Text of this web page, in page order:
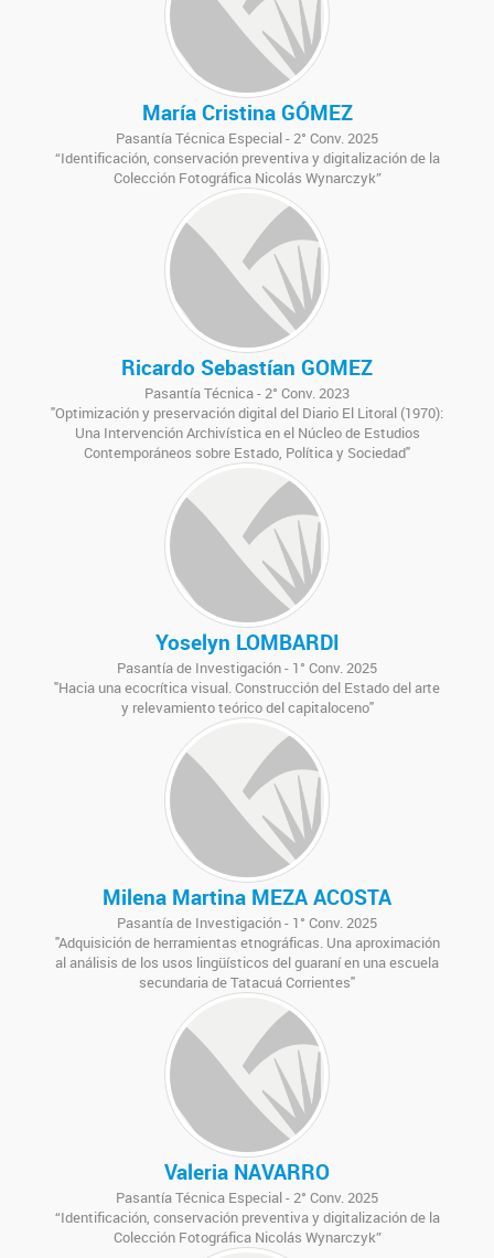
María Cristina GÓMEZ
Pasantía Técnica Especial - 2° Conv. 2025
“Identificación, conservación preventiva y digitalización de la
Colección Fotográfica Nicolás Wynarczyk”
Ricardo Sebastían GOMEZ
Pasantía Técnica - 2° Conv. 2023
"Optimización y preservación digital del Diario El Litoral (1970):
Una Intervención Archivística en el Núcleo de Estudios
Contemporáneos sobre Estado, Política y Sociedad"
Yoselyn LOMBARDI
Pasantía de Investigación - 1° Conv. 2025
"Hacia una ecocrítica visual. Construcción del Estado del arte
y relevamiento teórico del capitaloceno"
Milena Martina MEZA ACOSTA
Pasantía de Investigación - 1° Conv. 2025
"Adquisición de herramientas etnográficas. Una aproximación
al análisis de los usos lingüísticos del guaraní en una escuela
secundaria de Tatacuá Corrientes"
Valeria NAVARRO
Pasantía Técnica Especial - 2° Conv. 2025
“Identificación, conservación preventiva y digitalización de la
Colección Fotográfica Nicolás Wynarczyk”